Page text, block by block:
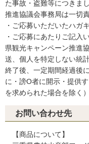
た事故・盗難等につきま
推進協議会事務局は一切
・ご応募いただいたハガ
・ご応募にあたりご記入
県観光キャンペーン推進
送、個人を特定しない統
終了後、一定期間経過後
に・謗O者に開示・提供
を求められた場合を除く）
お問い合わせ先
【商品について】